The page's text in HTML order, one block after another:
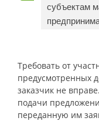
субъектам
Требовать от
предусмотренных
заказчик не
подачи
переданную им